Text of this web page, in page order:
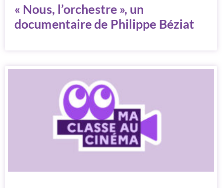
« Nous, l’orchestre », un
documentaire de Philippe Béziat